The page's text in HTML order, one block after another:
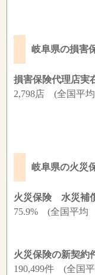
岐阜県の損
損害保険代理店実
2,798店 (全国平
岐阜県の火
火災保険 水災補
75.9% (全国平均
火災保険の新契
190,499件 (全国